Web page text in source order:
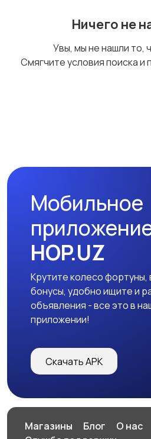
Ничего не
Увы, мы не нашли то,
Смягчите условия поиска и
Мобильное
HOP.UZ
Крутите колесо фортуны,
бонусы, удобно ищите и
объявления - все это в
приложении!
Скачать APK
Магазины Блог
О нас